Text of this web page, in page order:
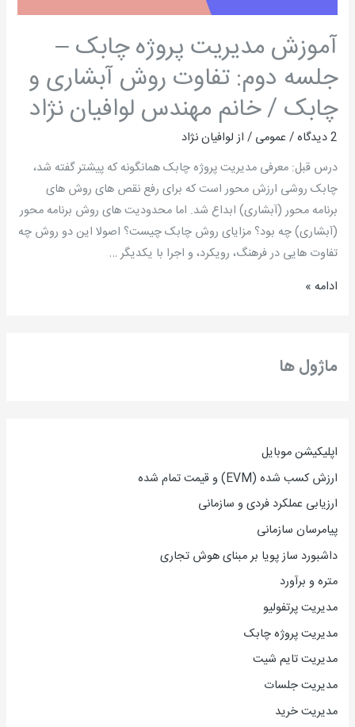
ماژول ها
اپلیکیشن موبایل
ارزش کسب شده (EVM) و قیمت تمام شده
ارزیابی عملکرد فردی و سازمانی
پیامرسان سازمانی
داشبورد ساز پویا بر مبنای هوش تجاری
متره و برآورد
مدیریت پرتفولیو
مدیریت پروژه چابک
مدیریت تایم شیت
مدیریت جلسات
مدیریت خرید
آموزش مدیریت پروژه چابک –
جلسه دوم: تفاوت روش آبشاری و
چابک / خانم مهندس لوافیان نژاد
2 دیدگاه /عمومی / ازلوافیان نژاد
درس قبل: معرفی مدیریت پروژه چابک همانگونه که پیشتر گفته شد،
چابک روشی ارزش محور است که برای رفع نقص های روش های
برنامه محور (آبشاری) ابداع شد. اما محدودیت های روش برنامه محور
(آبشاری) چه بود؟ مزایای روش چابک چیست؟ اصولا این دو روش چه
تفاوت هایی در فرهنگ، رویکرد، و اجرا با یکدیگر …
تفاوت
روش
آبشاری
و
چابک
/
خانم
مهندس
لوافیان
نژاد
ادامه »